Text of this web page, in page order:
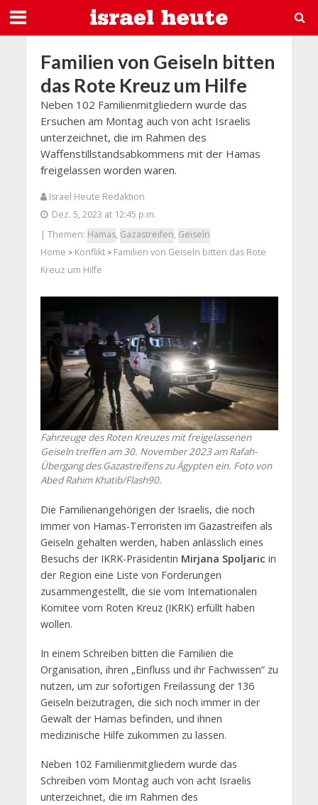
Familien von Geiseln bitten
das Rote Kreuz um Hilfe
Neben 102 Familienmitgliedern wurde das
Ersuchen am Montag auch von acht Israelis
unterzeichnet, die im Rahmen des
Waffenstillstandsabkommens mit der Hamas
freigelassen worden waren.
Israel Heute Redaktion
Dez. 5, 2023 at 12:45 p.m.
| Themen: Hamas, Gazastreifen, Geiseln
Home > Konflikt> Familien von Geiseln bitten das Rote
Kreuz um Hilfe
Fahrzeuge des Roten Kreuzes mit freigelassenen
Geiseln treffen am 30. November 2023 am Rafah-
Übergang des Gazastreifens zu Ägypten ein. Foto von
Abed Rahim Khatib/Flash90.
Die Familienangehörigen der Israelis, die noch
immer von Hamas-Terroristen im Gazastreifen als
Geiseln gehalten werden, haben anlässlich eines
Besuchs der IKRK-Präsidentin Mirjana Spoljaric in
der Region eine Liste von Forderungen
zusammengestellt, die sie vom Internationalen
Komitee vom Roten Kreuz (IKRK) erfüllt haben
wollen.
In einem Schreiben bitten die Familien die
Organisation, ihren „Einfluss und ihr Fachwissen“ zu
nutzen, um zur sofortigen Freilassung der 136
Geiseln beizutragen, die sich noch immer in der
Gewalt der Hamas befinden, und ihnen
medizinische Hilfe zukommen zu lassen.
Neben 102 Familienmitgliedern wurde das
Schreiben vom Montag auch von acht Israelis
unterzeichnet, die im Rahmen des